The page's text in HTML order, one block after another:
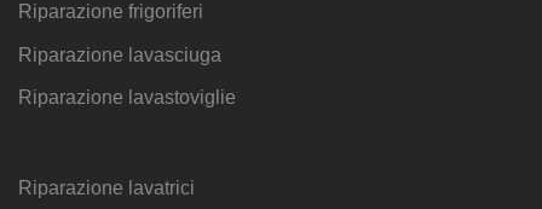
Riparazione frigoriferi
Riparazione lavasciuga
Riparazione lavastoviglie
Riparazione lavatrici